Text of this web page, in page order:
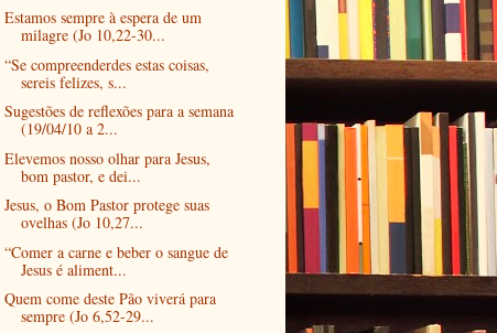
Estamos sempre à espera de um
milagre (Jo 10,22-30...
“Se compreenderdes estas coisas,
sereis felizes, s...
Sugestões de reflexões para a semana
(19/04/10 a 2...
Elevemos nosso olhar para Jesus,
bom pastor, e dei...
Jesus, o Bom Pastor protege suas
ovelhas (Jo 10,27...
“Comer a carne e beber o sangue de
Jesus é aliment...
Quem come deste Pão viverá para
sempre (Jo 6,52-29...